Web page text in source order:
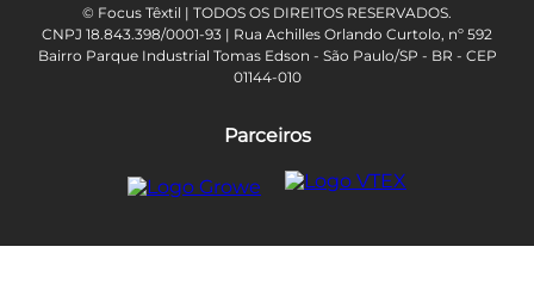
© Focus Têxtil | TODOS OS DIREITOS RESERVADOS.
CNPJ 18.843.398/0001-93 | Rua Achilles Orlando Curtolo, nº 592
Bairro Parque Industrial Tomas Edson - São Paulo/SP - BR - CEP
01144-010
Parceiros